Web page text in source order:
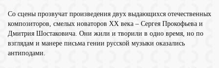
Со сцены прозвучат произведения двух выдающихся отечественных
композиторов, смелых новаторов ХХ века – Сергея Прокофьева и
Дмитрия Шостаковича. Они жили и творили в одно время, но по
взглядам и манере письма гении русской музыки оказались
антиподами.